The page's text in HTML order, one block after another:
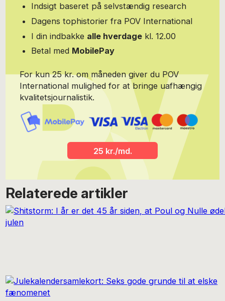
ny genre; den satiriske juleføljeton. Det resulterede i ”Isvinteren –
affæren i Hipsted og Folkerup” (2020). Nu er hun aktuel med
endnu en satirisk juleføljeton, "Lummer vinter" (2021). Følg Sandra
Klaus på Instagram: sandra_klaus_word
Indsigt baseret på selvstændig research
Dagens tophistorier fra POV International
I din indbakke alle hverdage kl. 12.00
Betal med MobilePay
For kun 25 kr. om måneden giver du POV
International mulighed for at bringe uafhængig
kvalitetsjournalistik.
25 kr./md.
Relaterede artikler